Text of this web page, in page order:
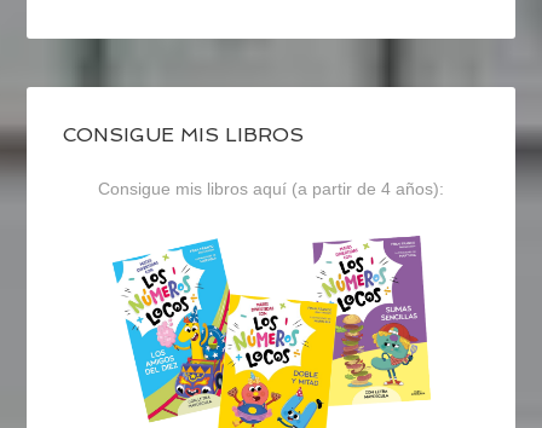
CONSIGUE MIS LIBROS
Consigue mis libros aquí (a partir de 4 años):